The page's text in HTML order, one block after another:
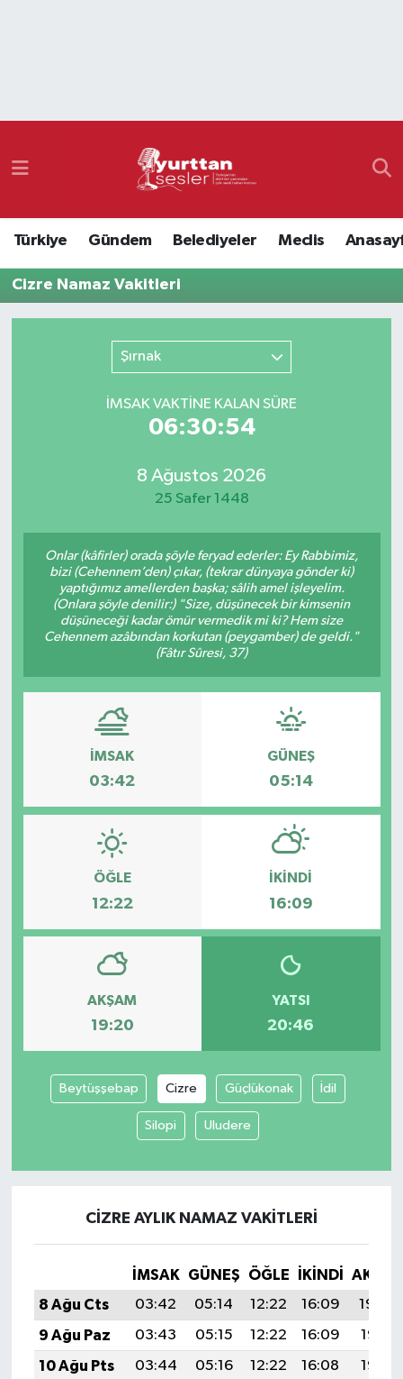
Türkiye Gündem Belediyeler Meclis
Cizre Namaz Vakitleri
Şırnak
İMSAK VAKTİNE KALAN SÜRE
06:30:54
8 Ağustos 2026
25 Safer 1448
Onlar (kâfirler) orada şöyle feryad ederler: Ey Rabbimiz,
bizi (Cehennem’den) çıkar, (tekrar dünyaya gönder ki)
yaptığımız amellerden başka; sâlih amel işleyelim.
(Onlara şöyle denilir:) "Size, düşünecek bir kimsenin
düşüneceği kadar ömür vermedik mi ki? Hem size
Cehennem azâbından korkutan (peygamber) de geldi."
(Fâtır Sûresi, 37)
İMSAK
03:42
GÜNEŞ
05:14
ÖĞLE
12:22
İKINDI
16:09
AKŞAM
19:20
YATSI
20:46
Beytüşşebap Cizre Güçlükonak İdil
Silopi Uludere
CIZRE AYLIK NAMAZ VAKITLERI
İMSAK GÜNEŞ ÖĞLE İKINDI
8 Ağu Cts
03:42 05:14 12:22 16:09
19:20
9 Ağu Paz
03:43 05:15 12:22 16:09
19:19
10 Ağu Pts
03:44 05:16 12:22 16:08
19:17
Namaz Vakitleri
Süper Lig Puan Durumu ve Fikstür
Son Dakika Haberleri